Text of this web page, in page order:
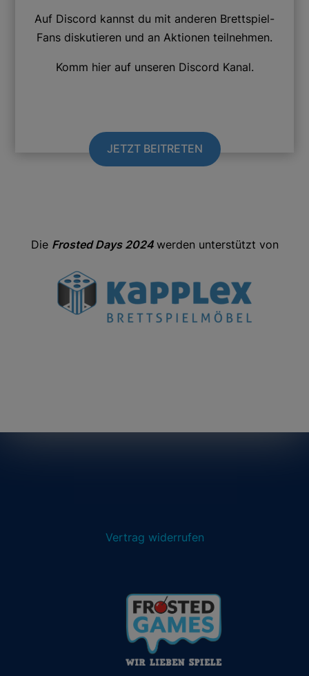
Auf Discord kannst du mit anderen Brettspiel-
Fans diskutieren und an Aktionen teilnehmen.
Komm hier auf unseren Discord Kanal.
JETZT BEITRETEN
Die Frosted Days 2024 werden unterstützt von
Vertrag widerrufen